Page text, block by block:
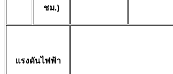
ชม.)
แรงดันไฟฟ้า